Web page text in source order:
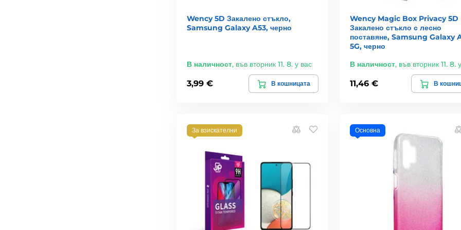
Wency 5D Закалено стъкло,
Samsung Galaxy A53, черно
В наличност, във вторник 11. 8. у вас
3,99 € В кошницата
Wency Magic Box Privacy 5D
Закалено стъкло с лесно
поставяне, Samsung Galaxy
5G, черно
В наличност, във вторник 11. 8.
11,46 € В
За взискателни Основна